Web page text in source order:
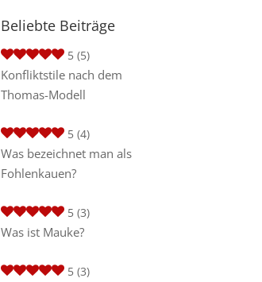
Beliebte Beiträge
5 (5)
Konfliktstile nach dem
Thomas-Modell
5 (4)
Was bezeichnet man als
Fohlenkauen?
5 (3)
Was ist Mauke?
5 (3)